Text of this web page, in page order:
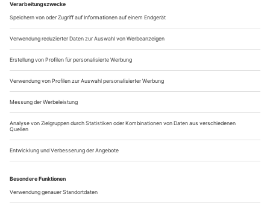
darstellerischen Parforceritt der Maria Callas zugeschrieben.
Sie hat die Partie in den fünfziger Jahren nach Mailand an
verschiedenen italienischen und internationalen Bühnen
gesungen. Seither erscheint das 1797 in...
Alptraum in Pink
München, Puccini: Madama Butterfly
Das nächtliche Warten der «Frau Schmetterling» im
Hochzeitskleid auf die heiß ersehnte Ankunft ihres Mannes
aus dem fernen Amerika – Doris Dörrie nimmt es symbolisch.
Sie zeigt Butterflys Traum, zeigt, wie Puccinis Titelheldin,
eingesponnen wie eine Raupe in einen weißen Kokon, sich
langsam aus ihrer Verpuppung windet, mit einem Fächer auf
dem Rücken zu einem...